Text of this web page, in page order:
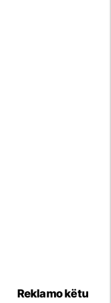
Reklamo këtu